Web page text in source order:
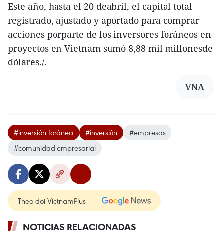
Este año, hasta el 20 deabril, el capital total
registrado, ajustado y aportado para comprar
acciones porparte de los inversores foráneos en
proyectos en Vietnam sumó 8,88 mil millonesde
dólares./.
VNA
#inversión foránea #inversión
#empresas
#comunidad empresarial
Theo dõi VietnamPlus
NOTICIAS RELACIONADAS